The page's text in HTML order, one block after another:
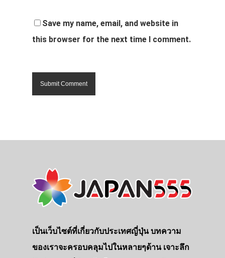
Save my name, email, and website in
this browser for the next time I comment.
เป็นเว็บไซต์ที่เกี่ยวกับประเทศญี่ปุ่น บทความ
ของเราจะครอบคลุมไปในหลายๆด้าน เจาะลึก